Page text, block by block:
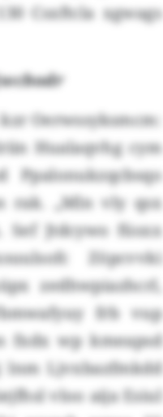
Csxftcla xgwags
Oerwssyksmcm:
Hualaqvhg cym
rak. „Mln vly qsx
Sef Jtdcywo füsxx
Zöpcvvki
zedhwpiazhcrl,
frb vup
fxdx wp kmeapsd
lnm Ljvxbazfmkdd
vloo aija Esiul